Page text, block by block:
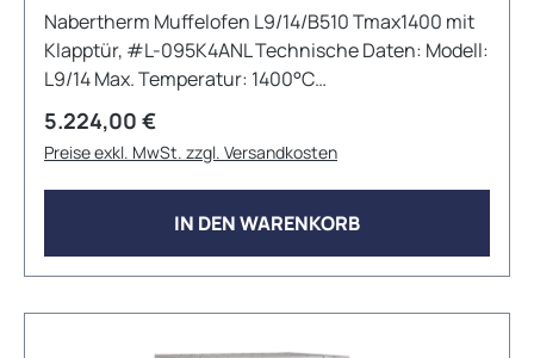
Nabertherm Muffelofen L9/14/B510 Tmax1400 mit
Klapptür, #L-095K4ANL Technische Daten: Modell:
L9/14 Max. Temperatur: 1400°C
Innenabmessungen: 250mm x 250mm x 170mm
(BxTxH) Außenabmessungen: 530mm x 525mm x
630mm (BxTxH) Volumen: 9L Max.
Anschlussleistung: 3,5 kW Elektrischer Anschluss:
1phasig Gewicht: 55kg Aufheizzeit: 50 Minuten
Viele weitere Konfigurationen und
Zubehöroptionen sind auf Anfrage erhältlich!
Regulärer Preis:
5.224,00 €
Preise exkl. MwSt. zzgl. Versandkosten
IN DEN WARENKORB